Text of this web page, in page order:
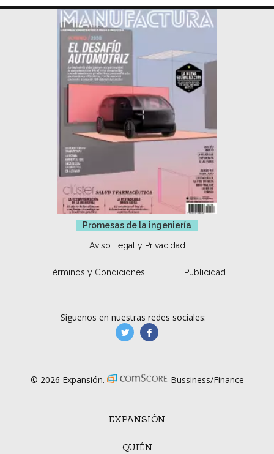
Promesas de la ingeniería
Aviso Legal y Privacidad
Términos y Condiciones Publicidad
EXPANSIÓN
QUIÉN
Síguenos en nuestras redes sociales:
manufacturaGE
© 2026 Expansión. Bussiness/Finance